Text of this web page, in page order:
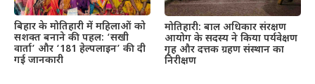
बिहार के मोतिहारी में महिलाओं को
सशक्त बनाने की पहल: ‘सखी
वार्ता’ और ‘181 हेल्पलाइन’ की दी
गई जानकारी
मोतिहारी: बाल अधिकार संरक्षण
आयोग के सदस्य ने किया पर्यवेक्षण
गृह और दत्तक ग्रहण संस्थान का
निरीक्षण